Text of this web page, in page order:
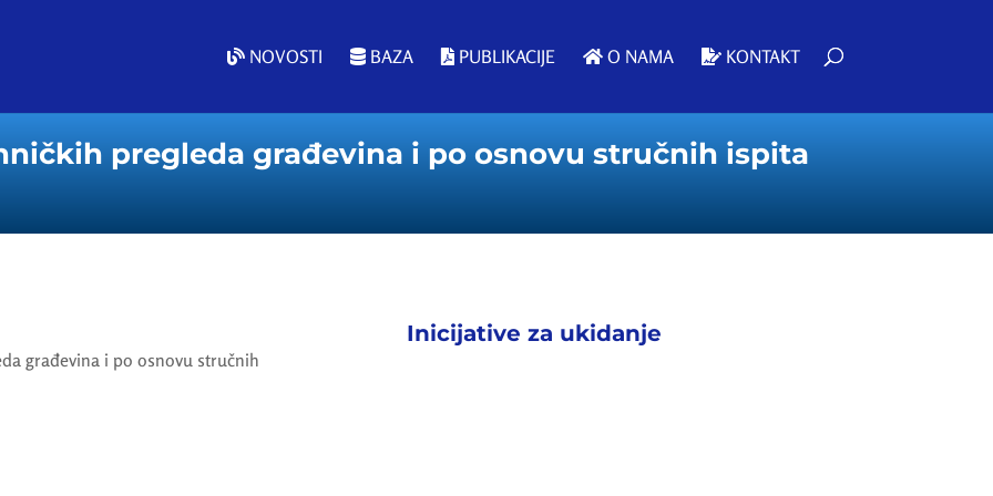
NOVOSTI BAZA PUBLIKACIJE O NAMA KONTAKT
pregleda građevina i po osnovu stručnih ispita
građevina i po osnovu stručnih
Inicijative za ukidanje